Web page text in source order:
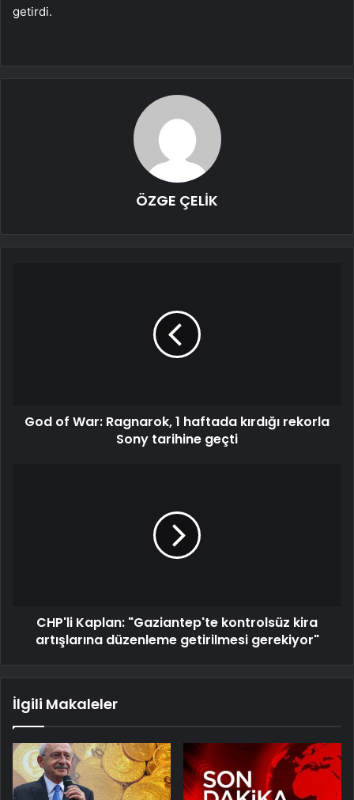
getirdi.
ÖZGE ÇELİK
God of War: Ragnarok, 1 haftada kırdığı rekorla
Sony tarihine geçti
CHP'li Kaplan: "Gaziantep'te kontrolsüz kira
artışlarına düzenleme getirilmesi gerekiyor"
İlgili Makaleler